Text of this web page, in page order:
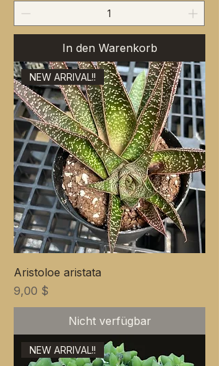
In den Warenkorb
NEW ARRIVAL!!
Aristoloe aristata
Preis
9,00 $
Nicht verfügbar
NEW ARRIVAL!!